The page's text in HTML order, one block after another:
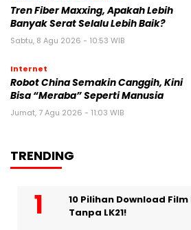
Tren Fiber Maxxing, Apakah Lebih
Banyak Serat Selalu Lebih Baik?
Sabtu, 8 Agu 2026 - 10:53 WIB
Internet
Robot China Semakin Canggih, Kini
Bisa “Meraba” Seperti Manusia
Jumat, 7 Agu 2026 - 11:03 WIB
TRENDING
10 Pilihan Download
Tanpa LK21!